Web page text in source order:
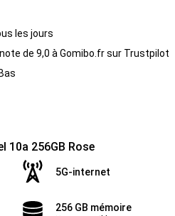
les jours
de 9,0 à Gomibo.fr sur Trustpilot
10a 256GB Rose
5G-internet
256 GB mémoire